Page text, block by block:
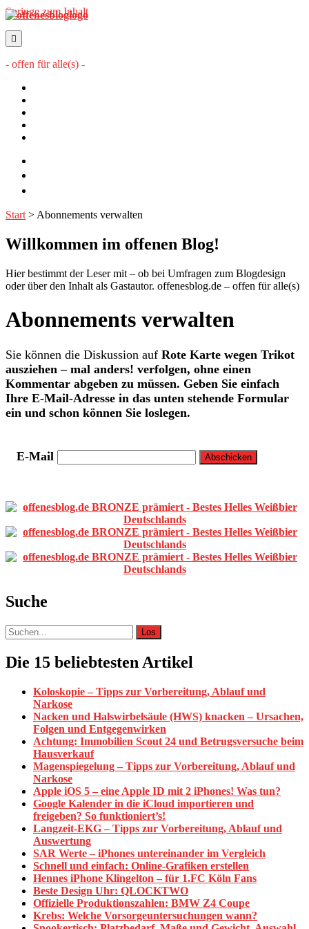
Springe zum Inhalt
offenesblog.de
- offen für alle(s) -
Start > Abonnements verwalten
Willkommen im offenen Blog!
Hier bestimmt der Leser mit – ob bei Umfragen zum Blogdesign
oder über den Inhalt als Gastautor. offenesblog.de – offen für alle(s)
Abonnements verwalten
Sie können die Diskussion auf Rote Karte wegen Trikot
ausziehen – mal anders! verfolgen, ohne einen
Kommentar abgeben zu müssen. Geben Sie einfach
Ihre E-Mail-Adresse in das unten stehende Formular
ein und schon können Sie loslegen.
E-Mail
Primäre
Sidebar
Suche
Suche
nach:
Die 15 beliebtesten Artikel
Koloskopie – Tipps zur Vorbereitung, Ablauf und
Narkose
Nacken und Halswirbelsäule (HWS) knacken – Ursachen,
Folgen und Entgegenwirken
Achtung: Immobilien Scout 24 und Betrugsversuche beim
Hausverkauf
Magenspiegelung – Tipps zur Vorbereitung, Ablauf und
Narkose
Apple iOS 5 – eine Apple ID mit 2 iPhones! Was tun?
Google Kalender in die iCloud importieren und
freigeben? So funktioniert’s!
Langzeit-EKG – Tipps zur Vorbereitung, Ablauf und
Auswertung
SAR Werte – iPhones untereinander im Vergleich
Schnell und einfach: Online-Grafiken erstellen
Hennes iPhone Klingelton – für 1.FC Köln Fans
Beste Design Uhr: QLOCKTWO
Offizielle Produktionszahlen: BMW Z4 Coupe
Krebs: Welche Vorsorgeuntersuchungen wann?